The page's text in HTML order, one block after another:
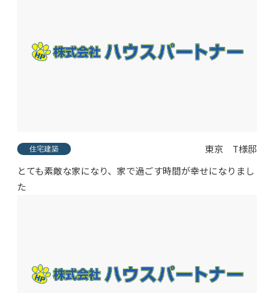
住宅建築
東京 T様邸
とても素敵な家になり、家で過ごす時間が幸せになりまし
た